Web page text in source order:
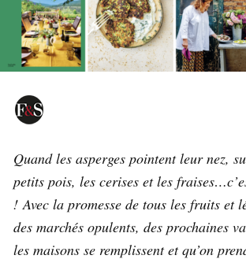
Quand les asperges pointent leur nez,
petits pois, les cerises et les
! Avec la promesse de tous les fruits et
des marchés opulents, des prochaines
les maisons se remplissent et qu’on